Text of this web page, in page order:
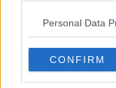
Personal Data
CONFIRM
Americanismo" (4^
​Il terrore di
Il mito della
​Finale di partita?
​Il voto del